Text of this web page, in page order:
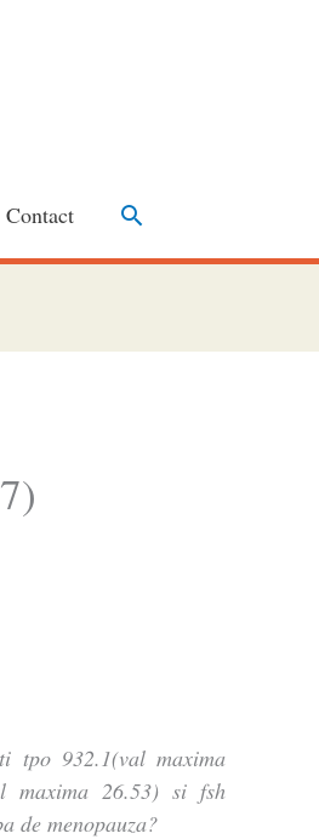
Contact Search
tpo 932.1(val maxima
maxima 26.53) si fsh
de menopauza?